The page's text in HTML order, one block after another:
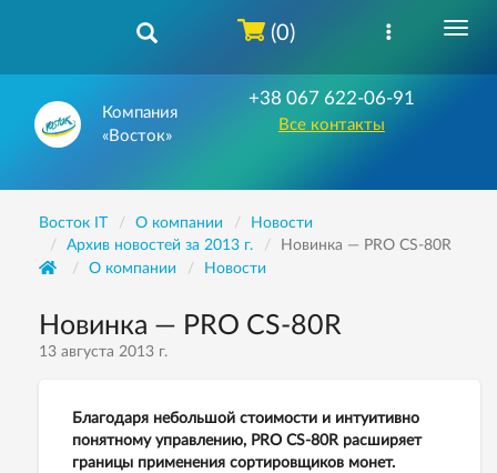
Компания
«Восток»
+38 067 622-06-91
Все контакты
(0)
Восток IT О компании
Новости
Архив новостей за 2013 г.
Новинка — PRO CS-80R
О компании
Новости
Новинка — PRO CS-80R
13 августа 2013 г.
Благодаря небольшой стоимости и интуитивно
понятному управлению, PRO CS-80R расширяет
границы применения сортировщиков монет.